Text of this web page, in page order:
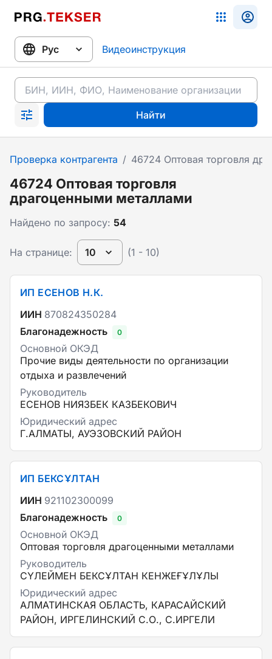
Видеоинструкция
Найти
Проверка контрагента / 46724 Оптовая торговля
46724 Оптовая торговля
драгоценными металлами
Найдено по запросу: 54
На странице: 10 (1 - 10)
ИП ЕСЕНОВ Н.К.
ИИН 870824350284
Благонадежность
0
Основной ОКЭД
Прочие виды деятельности по организации
отдыха и развлечений
Руководитель
ЕСЕНОВ НИЯЗБЕК КАЗБЕКОВИЧ
Юридический адрес
Г.АЛМАТЫ, АУЭЗОВСКИЙ РАЙОН
ИП БЕКСҰЛТАН
ИИН 921102300099
Благонадежность
0
Основной ОКЭД
Оптовая торговля драгоценными металлами
Руководитель
СҮЛЕЙМЕН БЕКСҰЛТАН КЕНЖЕҒҰЛҰЛЫ
Юридический адрес
АЛМАТИНСКАЯ ОБЛАСТЬ, КАРАСАЙСКИЙ
РАЙОН, ИРГЕЛИНСКИЙ С.О., С.ИРГЕЛИ